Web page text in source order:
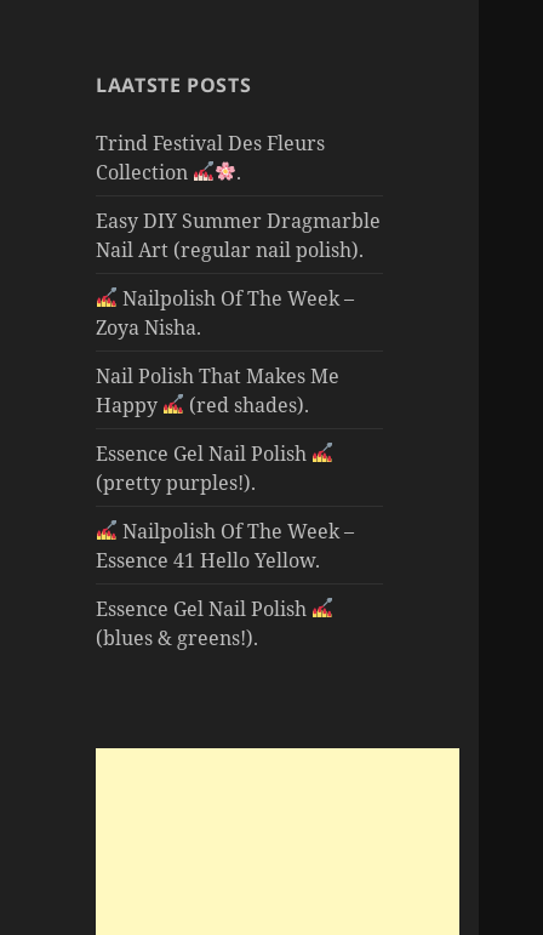
LAATSTE POSTS
Trind Festival Des Fleurs
Collection
.
Easy DIY Summer Dragmarble
Nail Art (regular nail polish).
Nailpolish Of The Week –
Zoya Nisha.
Nail Polish That Makes Me
Happy
(red shades).
Essence Gel Nail Polish
(pretty purples!).
Nailpolish Of The Week –
Essence 41 Hello Yellow.
Essence Gel Nail Polish
(blues & greens!).